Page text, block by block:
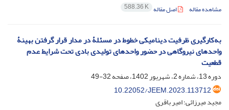
مشاهده مقاله اصل مقاله 588.36 K
به‌کارگیری ظرفیت دینامیکی خطوط در مسئلۀ در مدار قرار گرفتن بهینۀ
واحدهای نیروگاهی در حضور واحدهای تولیدی بادی تحت شرایط عدم
قطعیت
دوره 13، شماره 2، شهریور 1402، صفحه
32-49
10.22052/JEEM.2023.113712
مجید میرزائی؛ امیر باقری